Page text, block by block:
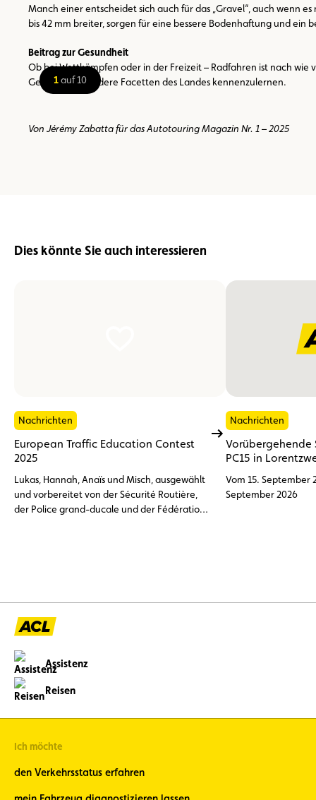
Manch einer entscheidet sich auch für das „Gravel“, auch wenn
bis 42 mm breiter, sorgen für eine bessere Bodenhaftung und ein
Beitrag zur Gesundheit
Ob bei Wettkämpfen oder in der Freizeit – Radfahren ist nach
Gelegenheit, andere Facetten des Landes kennenzulernen.
1auf 10
Von Jérémy Zabatta für das Autotouring Magazin Nr. 1 – 2025
Dies könnte Sie auch interessieren
Nachrichten
European Traffic Education Contest
2025
Lukas, Hannah, Anaïs und Misch, ausgewählt
und vorbereitet von der Sécurité Routière,
der Police grand-ducale und der Fédération
Nachrichten
Vorübergehende
PC15 in
Vom 15. September
September 2026
Assistenz
Reisen
Ich möchte
den Verkehrsstatus erfahren